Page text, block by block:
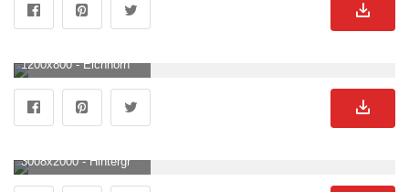
1200x800 - Eichhörnchen Mit Menschlichen Gesten. Eichhornchen Hintergrundbild für Computer.
3008x2000 - Hintergrundbild für Handys: Herbst, Stehen, Stand, Blätter, Tiere, Eichhörnchen, 76613 Bild kostenlos herunterladen. Eichhornchen Hintergrund .